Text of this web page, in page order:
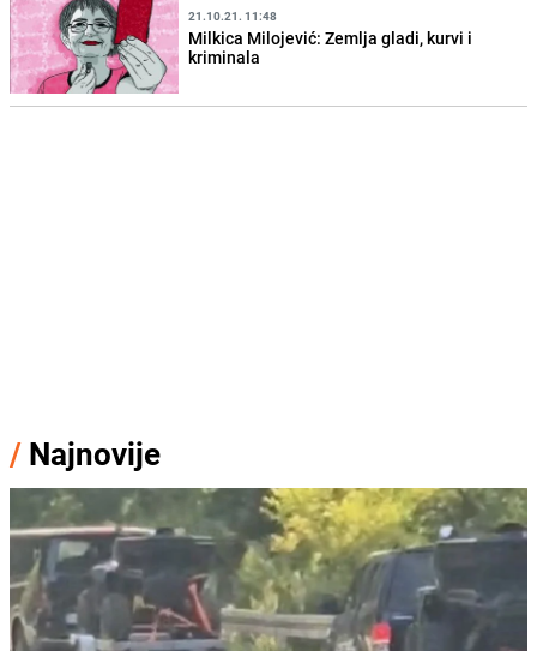
21.10.21. 11:48
Milkica Milojević: Zemlja gladi, kurvi i
kriminala
/ Najnovije